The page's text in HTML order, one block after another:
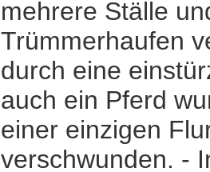
mehrere Ställe
Trümmerhaufen
durch eine
auch ein Pferd
einer einzigen
verschwunden. -